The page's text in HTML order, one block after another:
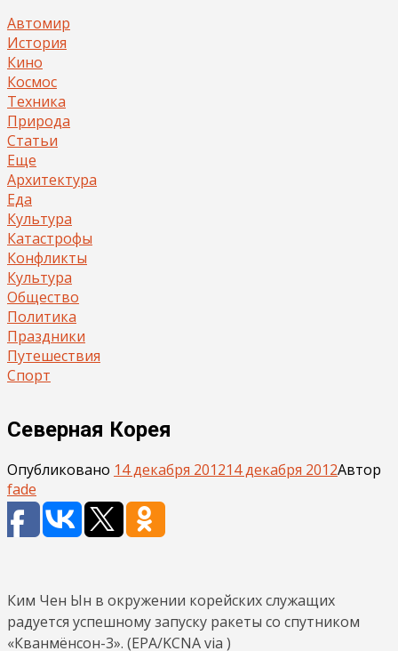
Автомир
История
Кино
Космос
Техника
Природа
Статьи
Еще
Архитектура
Еда
Культура
Катастрофы
Конфликты
Культура
Общество
Политика
Праздники
Путешествия
Спорт
Северная Корея
Опубликовано 14 декабря 201214 декабря 2012Автор
fade
Ким Чен Ын в окружении корейских служащих
радуется успешному запуску ракеты со спутником
«Кванмёнсон-3». (EPA/KCNA via )